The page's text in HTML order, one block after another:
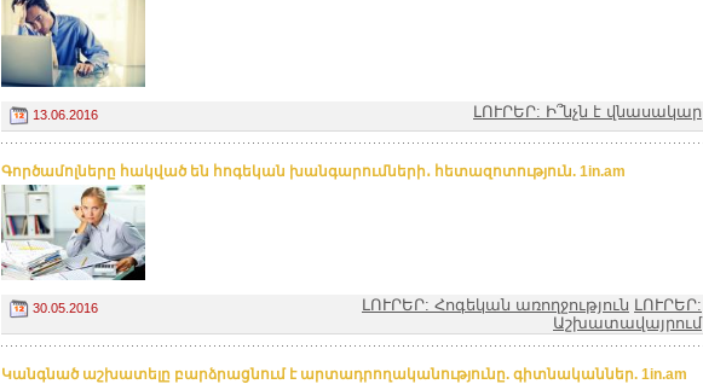
13.06.2016 ԼՈՒՐԵՐ: Ի՞նչն է վնասակար
Գործամոլները հակված են հոգեկան խանգարումների․ հետազոտություն. 1in.am
30.05.2016 ԼՈՒՐԵՐ: Հոգեկան առողջություն ԼՈՒՐԵՐ:
Աշխատավայրում
Կանգնած աշխատելը բարձրացնում է արտադրողականությունը. գիտնականներ. 1in.am